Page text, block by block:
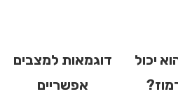
יכול
דוגמאות למצבים
אפשריים